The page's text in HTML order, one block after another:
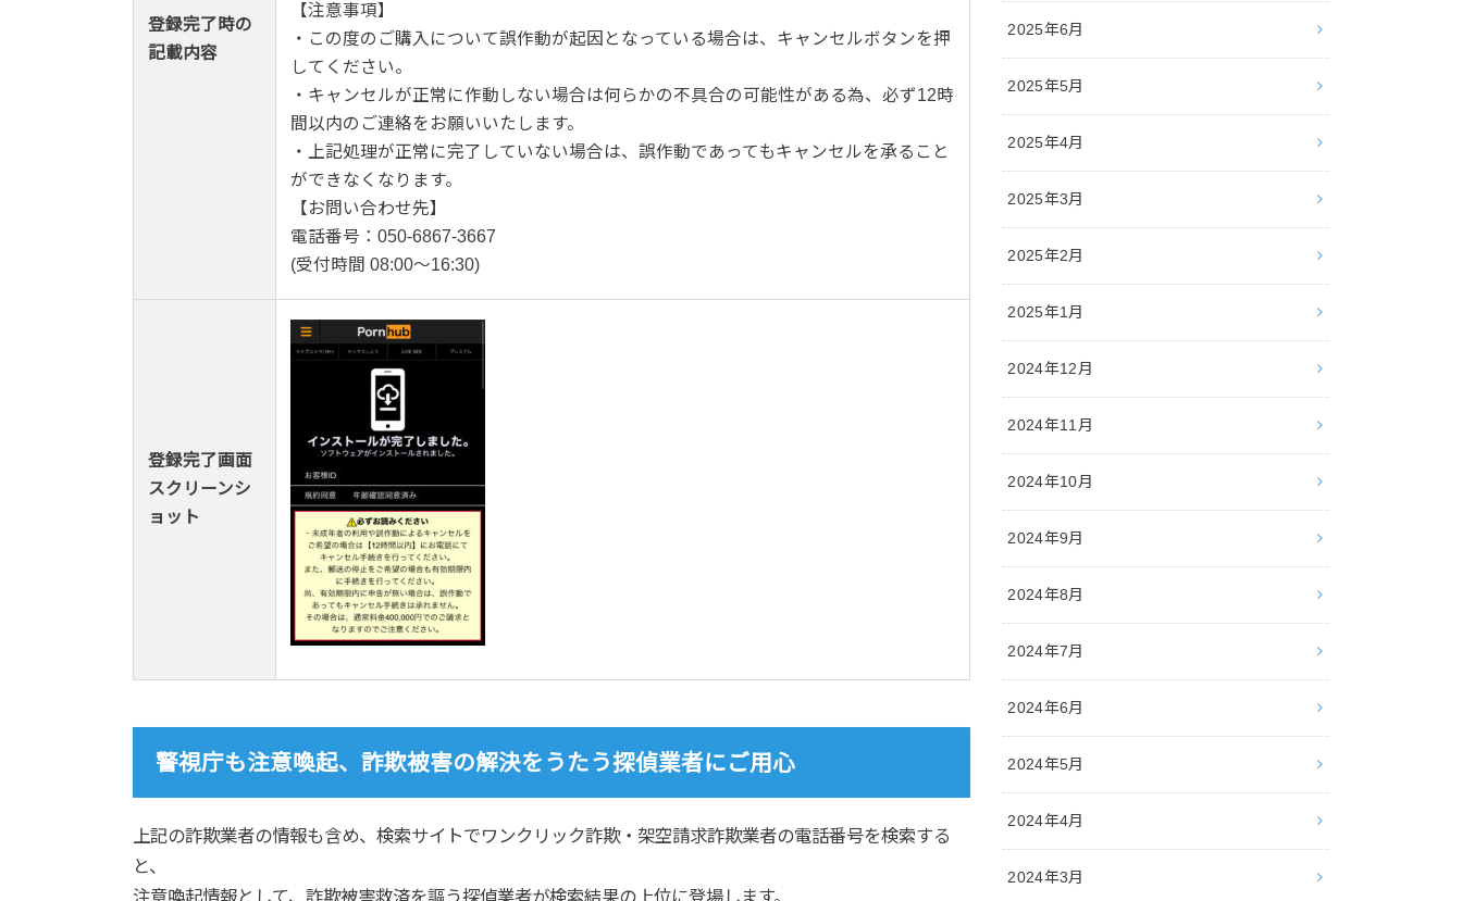
登録完了時の
記載内容
【注意事項】
・この度のご購入について誤作動が起因となっている場合は、キャンセルボタンを押
してください。
・キャンセルが正常に作動しない場合は何らかの不具合の可能性がある為、必ず12時
間以内のご連絡をお願いいたします。
・上記処理が正常に完了していない場合は、誤作動であってもキャンセルを承ること
ができなくなります。
【お問い合わせ先】
電話番号：050-6867-3667
(受付時間 08:00～16:30)
登録完了画面
スクリーンシ
ョット
警視庁も注意喚起、詐欺被害の解決をうたう探偵業者にご用心
上記の詐欺業者の情報も含め、検索サイトでワンクリック詐欺・架空請求詐欺業者の電話番号を検索する
と、
注意喚起情報として、詐欺被害救済を謳う探偵業者が検索結果の上位に登場します。
2025年6月
2025年5月
2025年4月
2025年3月
2025年2月
2025年1月
2024年12月
2024年11月
2024年10月
2024年9月
2024年8月
2024年7月
2024年6月
2024年5月
2024年4月
2024年3月